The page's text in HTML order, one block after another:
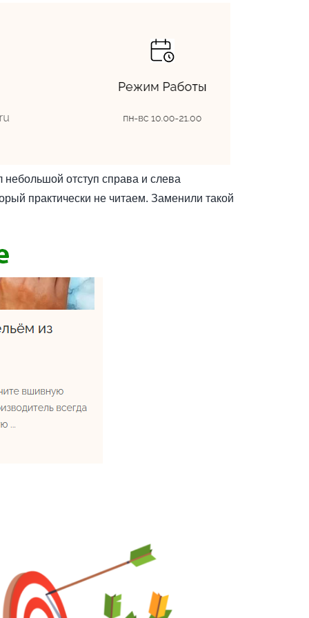
отступ справа и слева
практически не читаем. Заменили такой